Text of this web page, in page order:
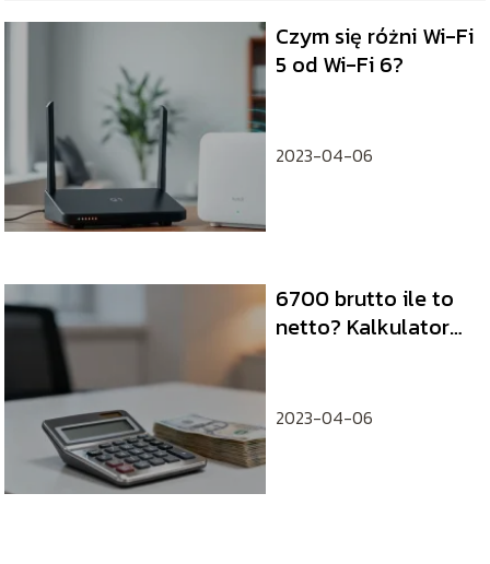
Czym się różni Wi-Fi
5 od Wi-Fi 6?
2023-04-06
6700 brutto ile to
netto? Kalkulator
2023-04-06